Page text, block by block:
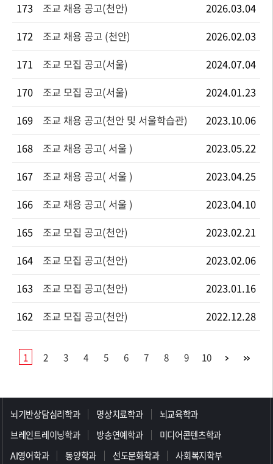
173
조교 채용 공고(천안)
2026.03.04
172
조교 채용 공고 (천안)
2026.02.03
171
조교 모집 공고(서울)
2024.07.04
170
조교 모집 공고(서울)
2024.01.23
169
조교 채용 공고(천안 및 서울학습관)
2023.10.06
168
조교 채용 공고( 서울 )
2023.05.22
167
조교 채용 공고( 서울 )
2023.04.25
166
조교 채용 공고( 서울 )
2023.04.10
165
조교 모집 공고(천안)
2023.02.21
164
조교 모집 공고(천안)
2023.02.06
163
조교 모집 공고(천안)
2023.01.16
162
조교 모집 공고(천안) 2022.12.28
1 2 3 4 5 6 7 8 9 10
뇌기반상담심리학과 명상치료학과
뇌교육학과
브레인트레이닝학과
방송연예학과
미디어콘텐츠학과
AI영어학과
동양학과 선도문화학과
사회복지학부